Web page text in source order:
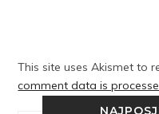
This site uses Akismet to
comment data is